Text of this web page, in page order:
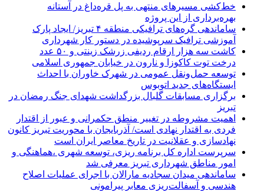
خط‌کشی مسیرهای منتهی به پل قره‌داغ در آستانه
بهره‌برداری از این پروژه
ساماندهی گره‌های ترافیکی منطقه ۴ تبریز/ ایجاد پارک
آموزشی ترافیک سرپوشیده در دستور کار شهرداری
کاشت سه هزار ارقام ردیفی زرشک زینتی و ۵۰ عدد
درخت توت کاکوزا و نارون در خیابان جمهوری اسلامی
توسعه حمل‌ونقل عمومی در شهرک خاوران با احداث
ایستگاه‌های جدید اتوبوس
برگزاری مسابقات گلبال بزرگداشت شهدای جنگ رمضان در
تبریز
اهمیت مشروطه در تغییر منطق حکمرانی و عبور از اقتدار
فردی به اقتدار نهادی است/ آذربایجان با محوریت تبریز کانون
نهادسازی و عقلانیت در تاریخ معاصر ایران است
سرپرست اداره کل برنامه ریزی، توسعه شهری ،هماهنگی و
امور مناطق شهرداری تبریز معرفی شد
ساماندهی میدان سجادیه مارالان با اجرای عملیات اصلاح
هندسی و آسفالت‌ریزی معابر پیرامونی